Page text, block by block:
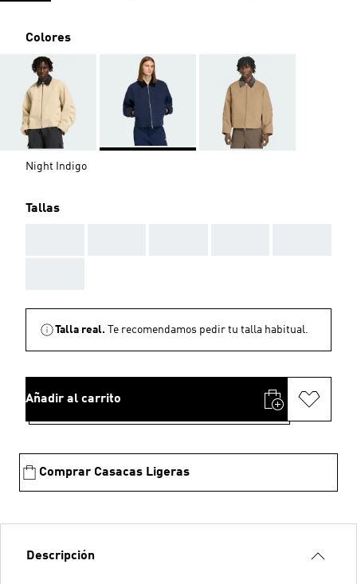
Colores
Night Indigo
Tallas
Talla real. Te recomendamos pedir tu talla habitual.
Añadir al carrito
Comprar Casacas Ligeras
Descripción